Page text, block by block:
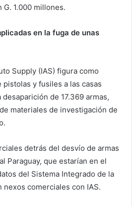
G. 1.000 millones.
en la fuga de unas
Supply (IAS) figura como
y fusiles a las casas
de 17.369 armas,
materiales de investigación de
detrás del desvío de armas
Paraguay, que estarían en el
del Sistema Integrado de la
nexos comerciales con IAS.